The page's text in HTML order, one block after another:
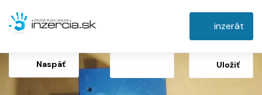
inzerát
Naspäť Uložiť